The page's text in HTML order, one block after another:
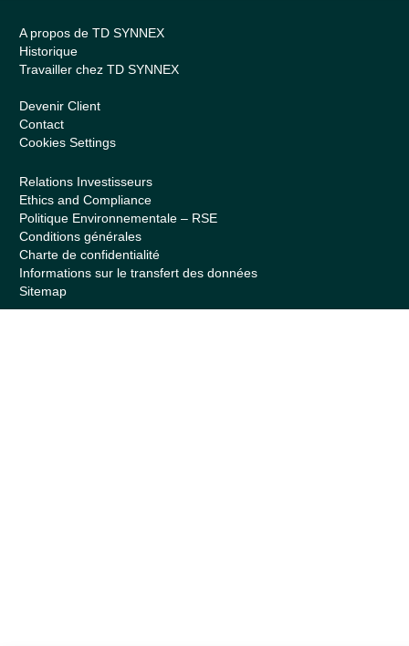
A propos de TD SYNNEX
Historique
Travailler chez TD SYNNEX
Devenir Client
Contact
Cookies Settings
Relations Investisseurs
Ethics and Compliance
Politique Environnementale – RSE
Conditions générales
Charte de confidentialité
Informations sur le transfert des données
Sitemap